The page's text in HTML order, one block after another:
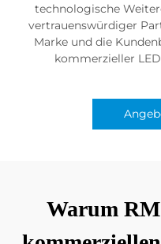
technologische
vertrauenswürdiger
Marke und die
kommerzieller
Warum